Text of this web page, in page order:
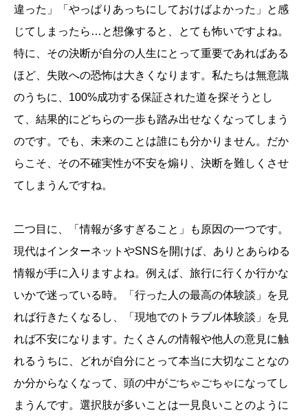
違った」「やっぱりあっちにしておけばよかった」と感
じてしまったら…と想像すると、とても怖いですよね。
特に、その決断が自分の人生にとって重要であればある
ほど、失敗への恐怖は大きくなります。私たちは無意識
のうちに、100%成功する保証された道を探そうとし
て、結果的にどちらの一歩も踏み出せなくなってしまう
のです。でも、未来のことは誰にも分かりません。だか
らこそ、その不確実性が不安を煽り、決断を難しくさせ
てしまうんですね。
二つ目に、「情報が多すぎること」も原因の一つです。
現代はインターネットやSNSを開けば、ありとあらゆる
情報が手に入りますよね。例えば、旅行に行くか行かな
いかで迷っている時。「行った人の最高の体験談」を見
れば行きたくなるし、「現地でのトラブル体験談」を見
れば不安になります。たくさんの情報や他人の意見に触
れるうちに、どれが自分にとって本当に大切なことなの
か分からなくなって、頭の中がごちゃごちゃになってし
まうんです。選択肢が多いことは一見良いことのように